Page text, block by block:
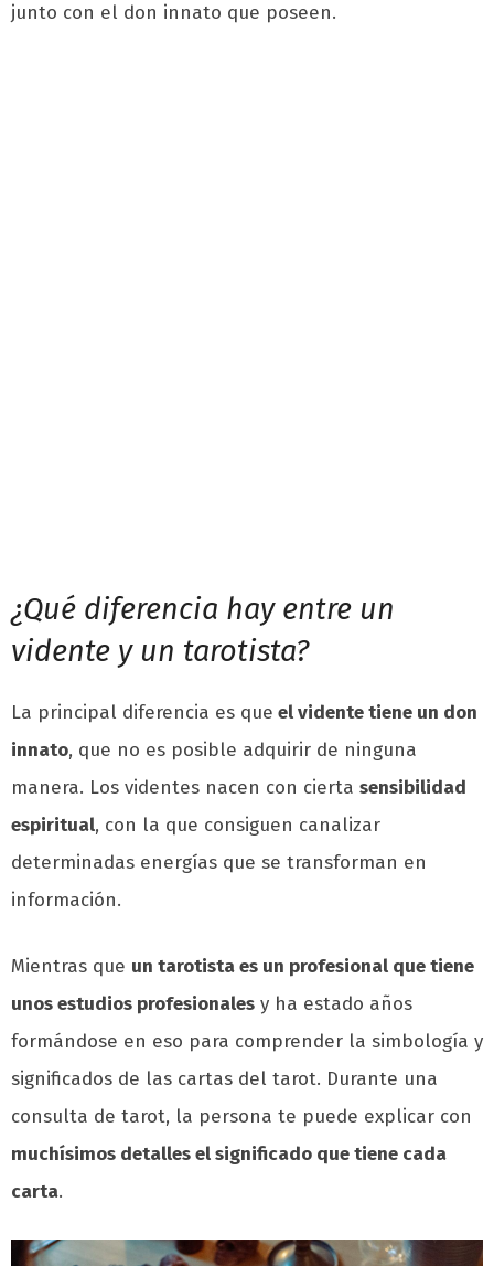
junto con el don innato que poseen.
¿Qué diferencia hay entre un
vidente y un tarotista?
La principal diferencia es que el vidente tiene un don
innato, que no es posible adquirir de ninguna
manera. Los videntes nacen con cierta sensibilidad
espiritual, con la que consiguen canalizar
determinadas energías que se transforman en
información.
Mientras que un tarotista es un profesional que tiene
unos estudios profesionales y ha estado años
formándose en eso para comprender la simbología y
significados de las cartas del tarot. Durante una
consulta de tarot, la persona te puede explicar con
muchísimos detalles el significado que tiene cada
carta.